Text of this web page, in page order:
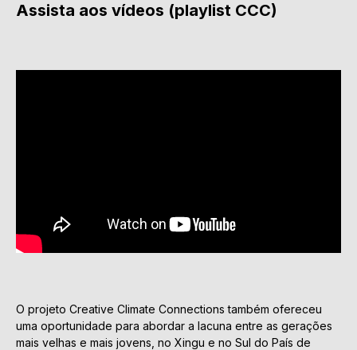
Assista aos vídeos (playlist CCC)
O projeto Creative Climate Connections também ofereceu
uma oportunidade para abordar a lacuna entre as gerações
mais velhas e mais jovens, no Xingu e no Sul do País de